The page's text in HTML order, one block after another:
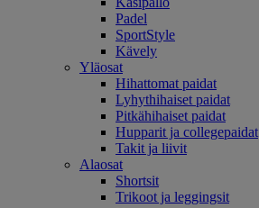
Padel
SportStyle
Kävely
Yläosat
Hihattomat paidat
Lyhythihaiset paidat
Pitkähihaiset paidat
Hupparit ja collegepaidat
Takit ja liivit
Alaosat
Shortsit
Trikoot ja leggingsit